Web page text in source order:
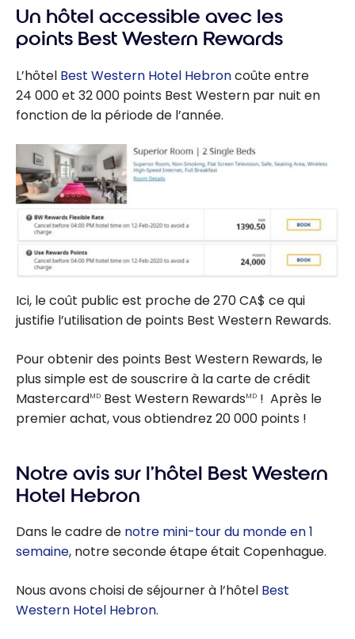
Un hôtel accessible avec les
points Best Western Rewards
L’hôtel Best Western Hotel Hebroncoûte entre
24 000 et 32 000 points Best Western par nuit en
fonction de la période de l’année.
Ici, le coût public est proche de 270 CA$ ce qui
justifie l’utilisation de points Best Western Rewards.
Pour obtenir des points Best Western Rewards, le
plus simple est de souscrire à la carte de crédit
MastercardMD Best Western RewardsMD ! Après le
premier achat, vous obtiendrez 20 000 points !
Notre avis sur l’hôtel Best Western
Hotel Hebron
Dans le cadre de notre mini-tour du monde en 1
semaine, notre seconde étape était Copenhague.
Nous avons choisi de séjourner à l’hôtel Best
Western Hotel Hebron.